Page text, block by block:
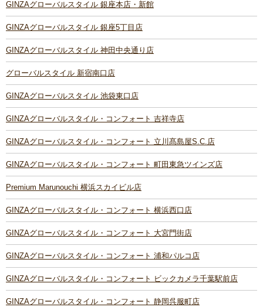
GINZAグローバルスタイル 銀座本店・新館
GINZAグローバルスタイル 銀座5丁目店
GINZAグローバルスタイル 神田中央通り店
グローバルスタイル 新宿南口店
GINZAグローバルスタイル 池袋東口店
GINZAグローバルスタイル・コンフォート 吉祥寺店
GINZAグローバルスタイル・コンフォート 立川髙島屋S.C.店
GINZAグローバルスタイル・コンフォート 町田東急ツインズ店
Premium Marunouchi 横浜スカイビル店
GINZAグローバルスタイル・コンフォート 横浜西口店
GINZAグローバルスタイル・コンフォート 大宮門街店
GINZAグローバルスタイル・コンフォート 浦和パルコ店
GINZAグローバルスタイル・コンフォート ビックカメラ千葉駅前店
GINZAグローバルスタイル・コンフォート 静岡呉服町店